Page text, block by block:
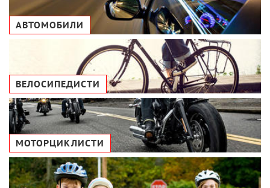
АВТОМОБИЛИ
ВЕЛОСИПЕДИСТИ
МОТОРЦИКЛИСТИ